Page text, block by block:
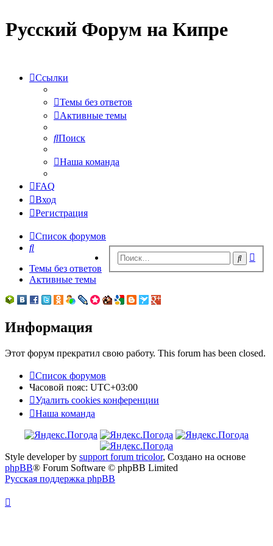
Русский Форум на Кипре
Ссылки
Темы без ответов
Активные темы
Поиск
Наша команда
FAQ
Вход
Регистрация
Список форумов
Поиск
Поиск
Темы без ответов
Активные темы
Информация
Этот форум прекратил свою работу. This forum has been closed.
Список форумов
Часовой пояс: UTC+03:00
Удалить cookies конференции
Наша команда
Style developer by support forum tricolor, Создано на основе
phpBB® Forum Software © phpBB Limited
Русская поддержка phpBB